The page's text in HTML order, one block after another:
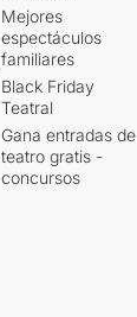
Mejores
espectáculos
familiares
Black Friday
Teatral
Gana entradas de
teatro gratis -
concursos